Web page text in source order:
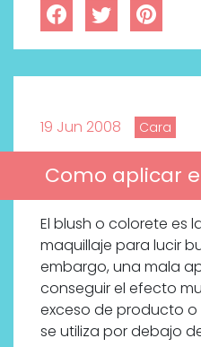
19 Jun 2008 Cara
Como aplicar
El blush o colorete es
maquillaje para lucir
embargo, una mala
conseguir el efecto
exceso de producto o
se utiliza por debajo